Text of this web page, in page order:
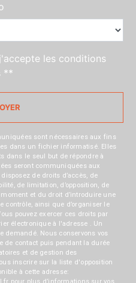
les conditions
**
sont nécessaires aux fins
dans un fichier informatisé. Elles
dans le seul but de répondre à
seront communiquées aux
de droits d’accès, de
de limitation, d’opposition, de
et du droit d’introduire une
contrôle, ainsi que d’organiser le
pouvez exercer ces droits par
électronique à l'adresse . Un
demandé. Nous conservons vos
de contact puis pendant la durée
et de gestion des
inscrire sur la liste d'opposition
à cette adresse: